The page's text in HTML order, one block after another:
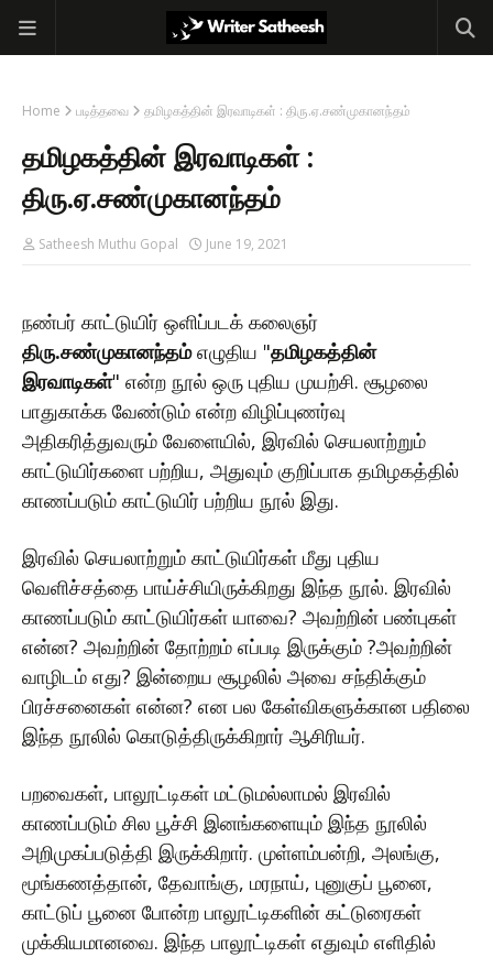
Home படித்தவை தமிழகத்தின் இரவாடிகள் : திரு.ஏ.சண்முகானந்தம்
தமிழகத்தின் இரவாடிகள் :
திரு.ஏ.சண்முகானந்தம்
Satheesh Muthu Gopal June 19, 2021
நண்பர் காட்டுயிர் ஒளிப்படக் கலைஞர்
திரு.சண்முகானந்தம்எழுதிய "தமிழகத்தின்
இரவாடிகள்" என்ற நூல் ஒரு புதிய முயற்சி. சூழலை
பாதுகாக்க வேண்டும் என்ற விழிப்புணர்வு
அதிகரித்துவரும் வேளையில், இரவில் செயலாற்றும்
காட்டுயிர்களை பற்றிய, அதுவும் குறிப்பாக தமிழகத்தில்
காணப்படும் காட்டுயிர் பற்றிய நூல் இது.
இரவில் செயலாற்றும் காட்டுயிர்கள் மீது புதிய
வெளிச்சத்தை பாய்ச்சியிருக்கிறது இந்த நூல். இரவில்
காணப்படும் காட்டுயிர்கள் யாவை? அவற்றின் பண்புகள்
என்ன? அவற்றின் தோற்றம் எப்படி இருக்கும் ?அவற்றின்
வாழிடம் எது? இன்றைய சூழலில் அவை சந்திக்கும்
பிரச்சனைகள் என்ன? என பல கேள்விகளுக்கான பதிலை
இந்த நூலில் கொடுத்திருக்கிறார் ஆசிரியர்.
பறவைகள், பாலூட்டிகள் மட்டுமல்லாமல் இரவில்
காணப்படும் சில பூச்சி இனங்களையும் இந்த நூலில்
அறிமுகப்படுத்தி இருக்கிறார். முள்ளம்பன்றி, அலங்கு,
மூங்கணத்தான், தேவாங்கு, மரநாய், புனுகுப் பூனை,
காட்டுப் பூனை போன்ற பாலூட்டிகளின் கட்டுரைகள்
முக்கியமானவை. இந்த பாலூட்டிகள் எதுவும் எளிதில்